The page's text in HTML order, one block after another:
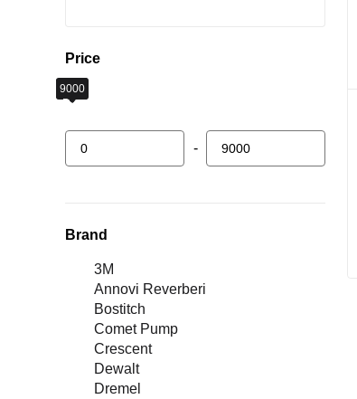
Price
0
Dhs
9000
Dhs
-
Brand
3M
Annovi Reverberi
Bostitch
Comet Pump
Crescent
Dewalt
Dremel